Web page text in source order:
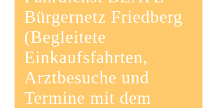
Bürgernetz Friedberg
(Begleitete
Einkaufsfahrten,
Arztbesuche und
Termine mit dem